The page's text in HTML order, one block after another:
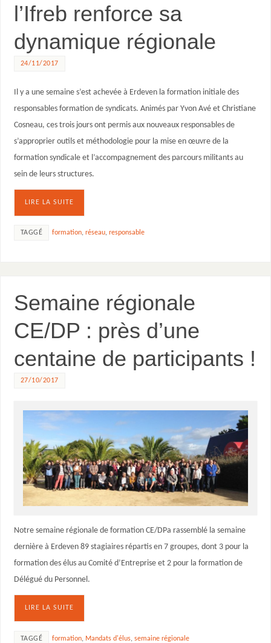
l’Ifreb renforce sa
dynamique régionale
24/11/2017
Il y a une semaine s’est achevée à Erdeven la formation initiale des
responsables formation de syndicats. Animés par Yvon Avé et Christiane
Cosneau, ces trois jours ont permis aux nouveaux responsables de
s’approprier outils et méthodologie pour la mise en œuvre de la
formation syndicale et l’accompagnement des parcours militants au
sein de leurs structures.
LIRE LA SUITE
TAGGÉ formation,réseau,responsable
Semaine régionale
CE/DP : près d’une
centaine de participants !
27/10/2017
Notre semaine régionale de formation CE/DPa rassemblé la semaine
dernière à Erdeven 89 stagiaires répartis en 7 groupes, dont 3 pour la
formation des élus au Comité d’Entreprise et 2 pour la formation de
Délégué du Personnel.
LIRE LA SUITE
TAGGÉ formation, Mandats d'élus,semaine régionale